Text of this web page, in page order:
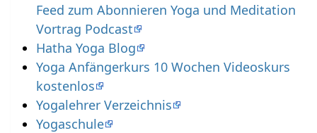
Feed zum Abonnieren Yoga und Meditation
Vortrag Podcast
Hatha Yoga Blog
Yoga Anfängerkurs 10 Wochen Videoskurs
kostenlos
Yogalehrer Verzeichnis
Yogaschule